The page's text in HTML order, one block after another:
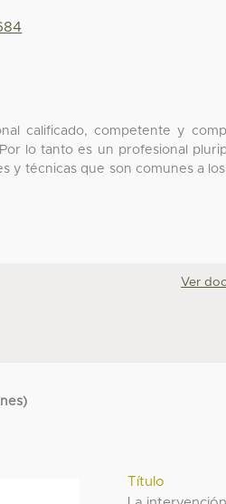
calificado, competente y
lo tanto es un profesional
y técnicas que son comunes a
Ver
Título